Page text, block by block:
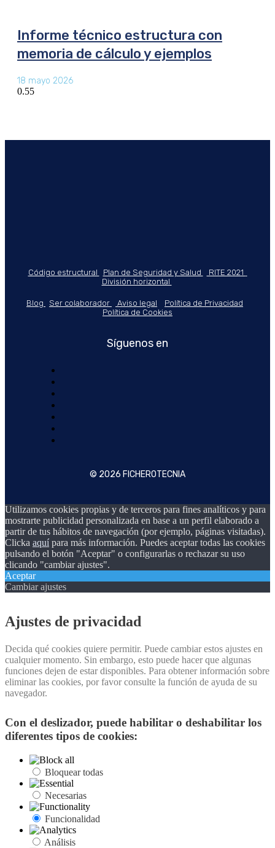
Informe técnico estructura con
memoria de cálculo y ejemplos
18 mayo 2026
Código estructural Plan de Seguridad y Salud
RITE 2021
División horizontal
Blog Ser colaborador Aviso legal
Política de Privacidad
Política de Cookies
Síguenos en
© 2026 FICHEROTECNIA
Utilizamos cookies propias y de terceros para fines analíticos y para
mostrarte publicidad personalizada en base a un perfil elaborado a
partir de tus hábitos de navegación (por ejemplo, páginas visitadas).
Clicka aquípara más información. Puedes aceptar todas las cookies
pulsando el botón "Aceptar" o configurarlas o rechazar su uso
clicando "cambiar ajustes".
Aceptar
Cambiar ajustes
Ajustes de privacidad
Decida qué cookies quiere permitir. Puede cambiar estos ajustes en
cualquier momento. Sin embargo, esto puede hacer que algunas
funciones dejen de estar disponibles. Para obtener información sobre
eliminar las cookies, por favor consulte la función de ayuda de su
navegador.
Con el deslizador, puede habilitar o deshabilitar los
diferentes tipos de cookies:
Bloquear todas
Necesarias
Funcionalidad
Análisis